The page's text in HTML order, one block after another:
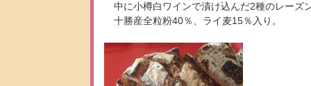
中に小樽白ワインで漬け込んだ2種のレーズ
十勝産全粒粉40％、ライ麦15％入り。